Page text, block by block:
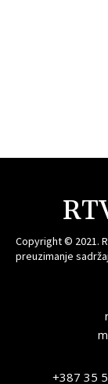
Copyright © 2021.
preuzimanje
+387 35